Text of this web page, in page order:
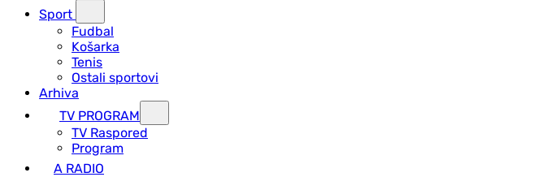
Sport
Fudbal
Košarka
Tenis
Ostali sportovi
Arhiva
TV PROGRAM
ТV Raspored
Program
A RADIO